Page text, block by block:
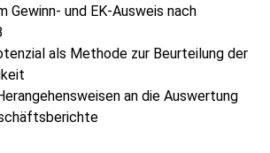
Gewinn- und EK-Ausweis nach
als Methode zur Beurteilung der
an die Auswertung